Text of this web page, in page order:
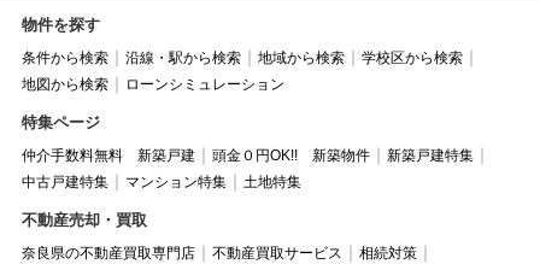
物件を探す
条件から検索 沿線・駅から検索 地域から検索
学校区から検索
地図から検索
ローンシミュレーション
特集ページ
仲介手数料無料 新築戸建 頭金０円OK!! 新築物件
新築戸建特集
中古戸建特集
マンション特集 土地特集
不動産売却・買取
奈良県の不動産買取専門店 不動産買取サービス
相続対策